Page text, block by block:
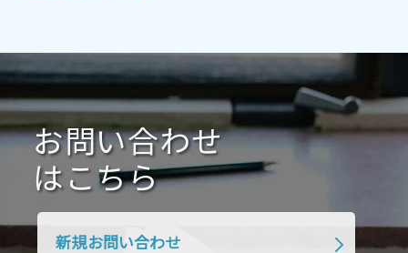
2021年1月 2020年12月 2020年11月
2020年10月 2020年9月 2020年8月
2020年7月 2020年6月 2020年5月
2020年4月 2020年3月 2020年2月
2019年10月 2019年9月
お問い合わせ
はこちら
新規お問い合わせ